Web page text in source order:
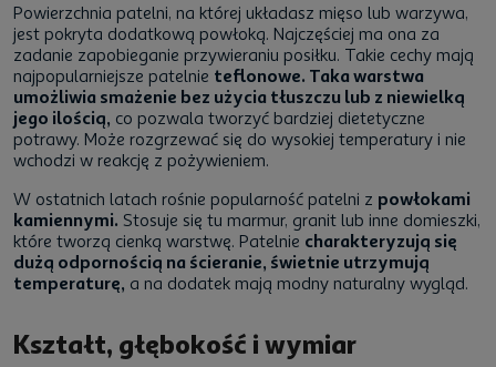
Powierzchnia patelni, na której układasz mięso lub warzywa,
jest pokryta dodatkową powłoką. Najczęściej ma ona za
zadanie zapobieganie przywieraniu posiłku. Takie cechy mają
najpopularniejsze patelnie teflonowe. Taka warstwa
umożliwia smażenie bez użycia tłuszczu lub z niewielką
jego ilością, co pozwala tworzyć bardziej dietetyczne
potrawy. Może rozgrzewać się do wysokiej temperatury i nie
wchodzi w reakcję z pożywieniem.
W ostatnich latach rośnie popularność patelni z powłokami
kamiennymi. Stosuje się tu marmur, granit lub inne domieszki,
które tworzą cienką warstwę. Patelnie charakteryzują się
dużą odpornością na ścieranie, świetnie utrzymują
temperaturę, a na dodatek mają modny naturalny wygląd.
Kształt, głębokość i wymiar